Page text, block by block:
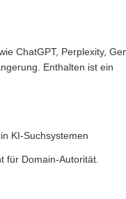
ChatGPT, Perplexity,
Enthalten ist ein
KI-Suchsystemen
für Domain-Autorität.